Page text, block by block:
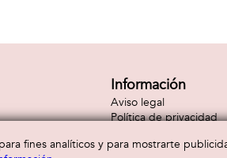
Información
Aviso legal
Política de privacidad
fines analíticos y para mostrarte